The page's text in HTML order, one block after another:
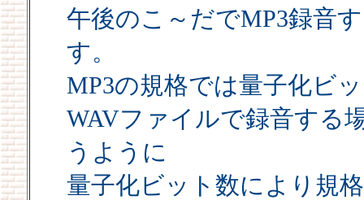
午後のこ～だでMP3録音
す。
MP3の規格では量子化ビ
WAVファイルで録音する
うように
量子化ビット数により規